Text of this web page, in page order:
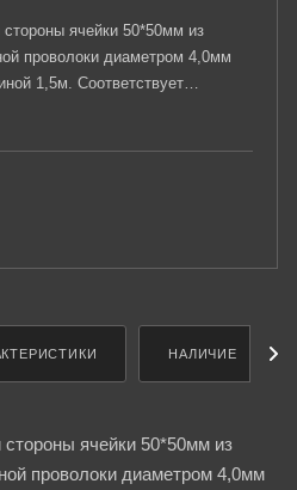
ячейки 50*50мм из
проволоки диаметром 4,0мм
1,5м. Соответствует
03876796-2019.
НАЛИЧИЕ
ячейки 50*50мм из
проволоки диаметром 4,0мм